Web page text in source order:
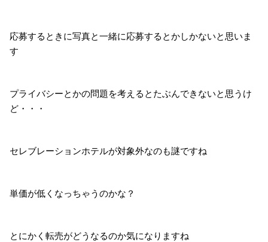
応募するときに写真と一緒に応募するとかしかないと思いま
す
プライバシーとかの問題を考えるとたぶんできないと思うけ
ど・・・
セレブレーションホテルが対象外なのも謎ですね
単価が低くなっちゃうのかな？
とにかく転売がどうなるのか気になりますね